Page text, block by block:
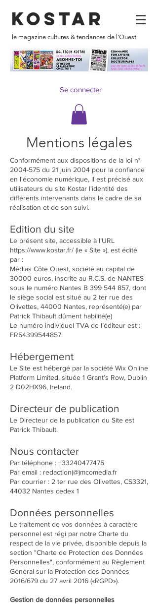
KOSTAR
le magazine cultures & tendances de l'Ouest
Se connecter
Mentions légales
Conformément aux dispositions de la loi n°
2004-575 du 21 juin 2004 pour la confiance
en l'économie numérique, il est précisé aux
utilisateurs du site Kostar l'identité des
différents intervenants dans le cadre de sa
réalisation et de son suivi.
Edition du site
Le présent site, accessible à l’URL
https://www.kostar.fr/ (le « Site »), est édité
par :
Médias Côte Ouest, société au capital de
30000 euros, inscrite au R.C.S. de NANTES
sous le numéro Nantes B 399 544 857, dont
le siège social est situé au 2 ter rue des
Olivettes, 44000 Nantes, représenté(e) par
Patrick Thibault dûment habilité(e)
Le numéro individuel TVA de l’éditeur est :
FR54399544857.
Hébergement
Le Site est hébergé par la société Wix Online
Platform Limited, située 1 Grant’s Row, Dublin
2 D02HX96, Ireland.
Directeur de publication
Le Directeur de la publication du Site est
Patrick Thibault.
Nous contacter
Par téléphone : +33240477475
Par email : redaction(@)mcomedia.fr
Par courrier : 2 ter rue des Olivettes, CS3321,
44032 Nantes cedex 1
Données personnelles
Le traitement de vos données à caractère
personnel est régi par notre Charte du
respect de la vie privée, disponible depuis la
section "Charte de Protection des Données
Personnelles", conformément au Règlement
Général sur la Protection des Données
2016/679 du 27 avril 2016 («RGPD»).
Gestion de données personnelles